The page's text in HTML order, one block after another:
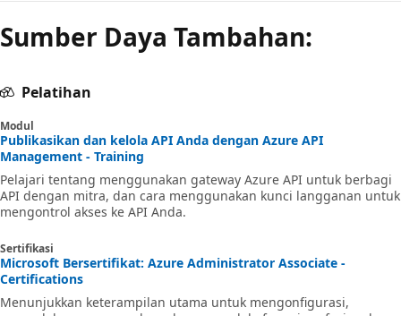
Sumber Daya Tambahan:
Pelatihan
Modul
Publikasikan dan kelola API Anda dengan Azure API
Management - Training
Pelajari tentang menggunakan gateway Azure API untuk berbagi
API dengan mitra, dan cara menggunakan kunci langganan untuk
mengontrol akses ke API Anda.
Sertifikasi
Microsoft Bersertifikat: Azure Administrator Associate -
Certifications
Menunjukkan keterampilan utama untuk mengonfigurasi,